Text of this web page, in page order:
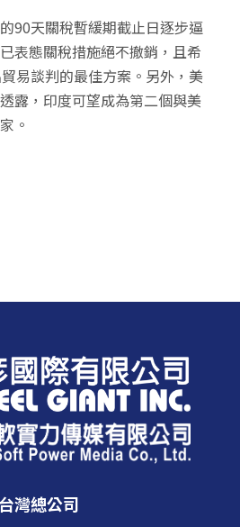
90天關稅暫緩期截止日逐步逼
表態關稅措施絕不撤銷，且希
易談判的最佳方案。另外，美
露，印度可望成為第二個與美
。
台灣總公司